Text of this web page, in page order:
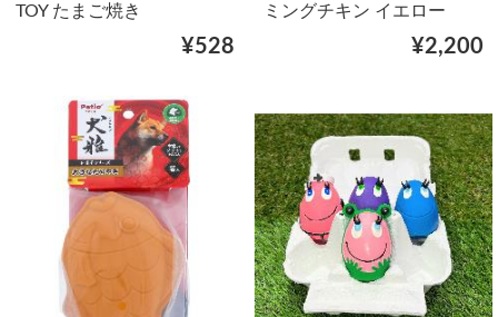
TOY たまご焼き
¥528
ミングチキン イエロー
¥2,200